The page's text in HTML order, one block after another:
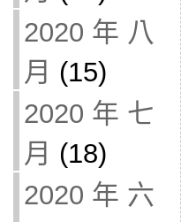
2020 年 八
月 (15)
2020 年 七
月 (18)
2020 年 六